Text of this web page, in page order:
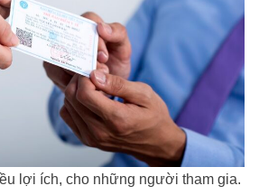
lợi ích, cho những người tham gia.